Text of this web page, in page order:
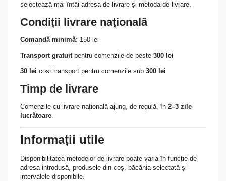
selectează mai întâi adresa de livrare și metoda de livrare.
Condiții livrare națională
Comandă minimă: 150 lei
Transport gratuitpentru comenzile de peste 300 lei
30 lei cost transport pentru comenzile sub 300 lei
Timp de livrare
Comenzile cu livrare națională ajung, de regulă, în 2–3 zile
lucrătoare.
Informații utile
Disponibilitatea metodelor de livrare poate varia în funcție de
adresa introdusă, produsele din coș, băcănia selectată și
intervalele disponibile.